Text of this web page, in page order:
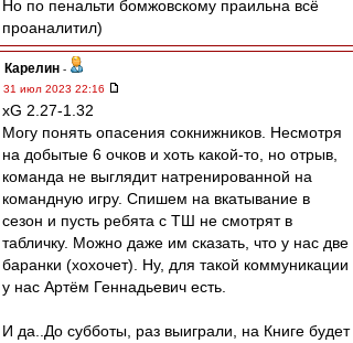
Но по пенальти бомжовскому праильна всё
проаналитил)
Карелин -
31 июл 2023 22:16
xG 2.27-1.32
Могу понять опасения сокнижников. Несмотря
на добытые 6 очков и хоть какой-то, но отрыв,
команда не выглядит натренированной на
командную игру. Спишем на вкатывание в
сезон и пусть ребята с ТШ не смотрят в
табличку. Можно даже им сказать, что у нас две
баранки (хохочет). Ну, для такой коммуникации
у нас Артём Геннадьевич есть.
И да..До субботы, раз выиграли, на Книге будет